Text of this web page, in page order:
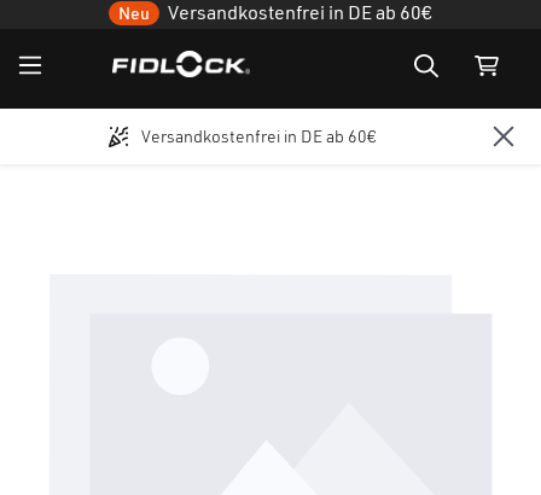
Neu Versandkostenfrei in DE ab 60€
Versandkostenfrei in DE ab 60€